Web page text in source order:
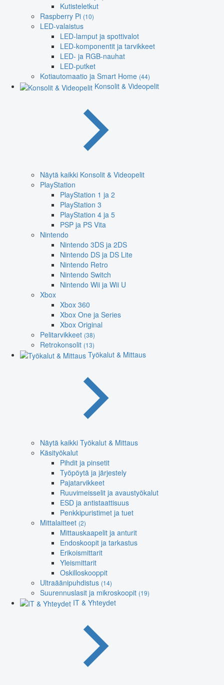
Kutisteletkut
Raspberry Pi (10)
LED-valaistus
LED-lamput ja spottivalot
LED-komponentit ja tarvikkeet
LED- ja RGB-nauhat
LED-putket
Kotiautomaatio ja Smart Home (44)
Konsolit & Videopelit
Näytä kaikki Konsolit & Videopelit
PlayStation
PlayStation 1 ja 2
PlayStation 3
PlayStation 4 ja 5
PSP ja PS Vita
Nintendo
Nintendo 3DS ja 2DS
Nintendo DS ja DS Lite
Nintendo Retro
Nintendo Switch
Nintendo Wii ja Wii U
Xbox
Xbox 360
Xbox One ja Series
Xbox Original
Pelitarvikkeet (38)
Retrokonsolit (13)
Työkalut & Mittaus
Näytä kaikki Työkalut & Mittaus
Käsityökalut
Pihdit ja pinsetit
Työpöytä ja järjestely
Pajatarvikkeet
Ruuvimeisselit ja avaustyökalut
ESD ja antistaattisuus
Penkkipuristimet ja tuet
Mittalaitteet (2)
Mittauskaapelit ja anturit
Endoskoopit ja tarkastus
Erikoismittarit
Yleismittarit
Oskilloskooppit
Ultraäänipuhdistus (14)
Suurennuslasit ja mikroskoopit (19)
IT & Yhteydet